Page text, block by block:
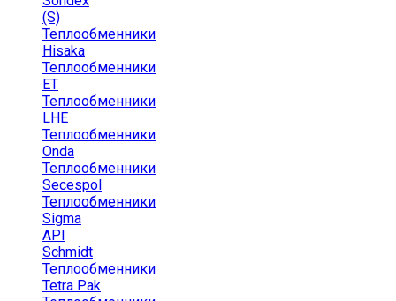
(S)
Теплообменники
Hisaka
Теплообменники
ЕТ
Теплообменники
LHE
Теплообменники
Onda
Теплообменники
Secespol
Теплообменники
Sigma
API
Schmidt
Теплообменники
Tetra Pak